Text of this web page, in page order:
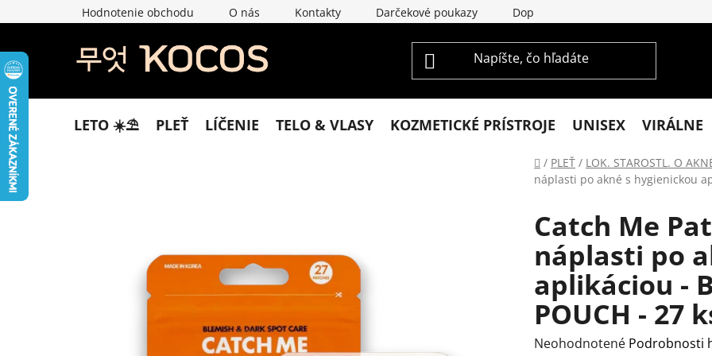
na
Hodnotenie obchodu O nás Kontakty Darčekové poukazy Doprava a platba
LETO ☀️​⛱️​ PLEŤ LÍČENIE TELO & VLASY KOZMETICKÉ PRÍSTROJE UNISEX VIRÁLNE
Domov
/ PLEŤ / LOK. STAROSTL. O
náplasti po akné s hygienickou
Catch Me
náplasti po
aplikáciou -
POUCH - 27
Priemerné
Neohodnotené Podrobnosti